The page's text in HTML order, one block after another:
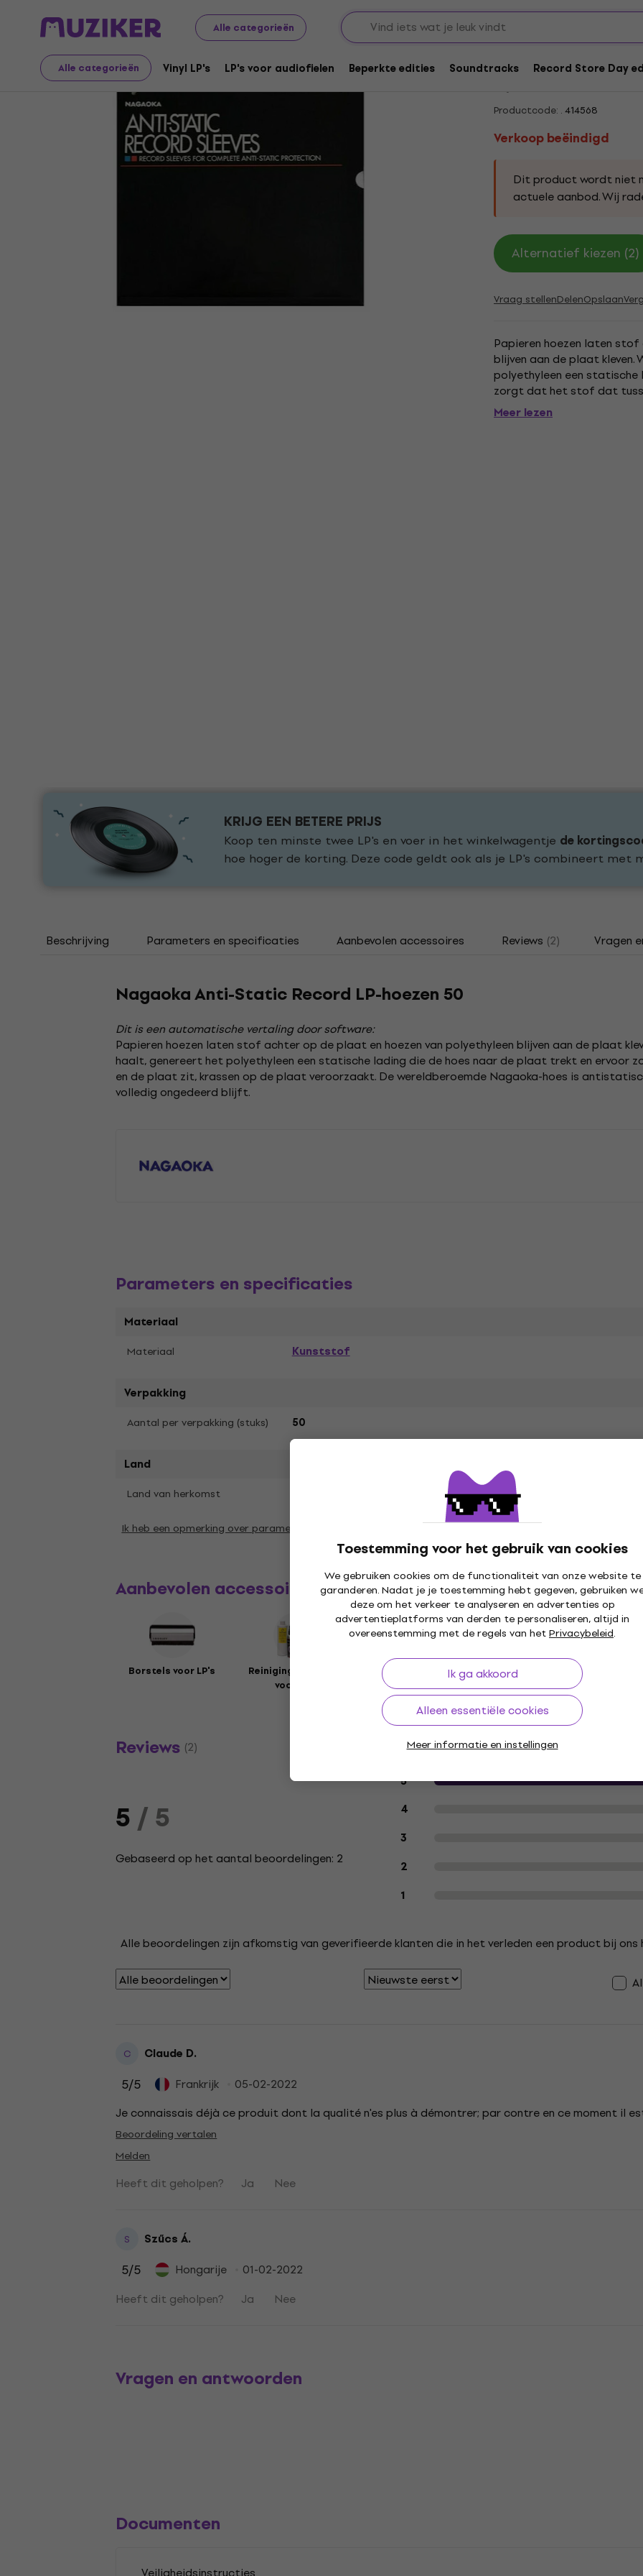
Alle categorieën
Alle categorieën Vinyl LP's LP's voor audiofielen Beperkte edities Soundtracks Record Store Day
Toestemming voor het gebruik van cookies
We gebruiken cookies om de functionaliteit van onze website te
garanderen. Nadat je je toestemming hebt gegeven, gebruiken
deze om het verkeer te analyseren en advertenties op
advertentieplatforms van derden te personaliseren, altijd in
overeenstemming met de regels van hetPrivacybeleid.
Ik ga akkoord
Alleen essentiële cookies
Meer informatie en instellingen
LP-platen en cd's Accessoires voor LP's Hoesjes en etuis voor LP´s
Verkoop beëindigd
Verkoop beëindigd
Nagaoka Anti-
Productcode: .414568
Verkoop beëindigd
Dit product wordt niet
actuele aanbod. Wij
Alternatief kiezen (2)
Vraag stellenDelenOpslaan
Papieren hoezen laten
blijven aan de plaat
polyethyleen een
zorgt dat het stof dat
veroorzaakt. De
Meer lezen
KRIJG EEN BETERE PRIJS
Koop ten minste twee LP's en voer in het winkelwagentje de
hoe hoger de korting. Deze code geldt ook als je LP's combineert met
Beschrijving Parameters en specificaties Aanbevolen accessoires Reviews (2) Vragen
Nagaoka Anti-Static Record LP-hoezen 50
Dit is een automatische vertaling door software:
Papieren hoezen laten stof achter op de plaat en hoezen van polyethyleen blijven aan de plaat
haalt, genereert het polyethyleen een statische lading die de hoes naar de plaat trekt en
en de plaat zit, krassen op de plaat veroorzaakt. De wereldberoemde Nagaoka-hoes is
volledig ongedeerd blijft.
Parameters en specificaties
Materiaal
Materiaal Kunststof
Verpakking
Aantal per verpakking (stuks) 50
Land
Land van herkomst
Ik heb een opmerking over parameters
Aanbevolen accessoires
Borstels voor LP's
Reinigingsmiddelen
voor LP's
Reinigingssets voor
LP's
Reinigingsapparaten
voor LP´s
Reviews (2)
5/ 5
Gebaseerd op het aantal beoordelingen: 2
Klantbeoordelingen van het
5
4
3
2
1
Alle beoordelingen zijn afkomstig van geverifieerde klanten die in het verleden een product bij ons
C Claude D.
5/5 Frankrijk
05-02-2022
Je connaissais déjà ce produit dont la qualité n'es plus à démontrer; par contre en ce moment il
Beoordeling vertalen
Melden
Heeft dit geholpen? Ja Nee
S Szűcs Á.
5/5 Hongarije
01-02-2022
Heeft dit geholpen?
Ja Nee
Vragen en antwoorden
Documenten